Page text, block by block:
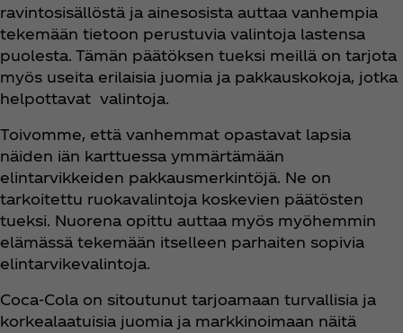
ravintosisällöstä ja ainesosista auttaa vanhempia
tekemään tietoon perustuvia valintoja lastensa
puolesta. Tämän päätöksen tueksi meillä on tarjota
myös useita erilaisia juomia ja pakkauskokoja, jotka
helpottavat valintoja.
Toivomme, että vanhemmat opastavat lapsia
näiden iän karttuessa ymmärtämään
elintarvikkeiden pakkausmerkintöjä. Ne on
tarkoitettu ruokavalintoja koskevien päätösten
tueksi. Nuorena opittu auttaa myös myöhemmin
elämässä tekemään itselleen parhaiten sopivia
elintarvikevalintoja.
Coca‑Cola on sitoutunut tarjoamaan turvallisia ja
korkealaatuisia juomia ja markkinoimaan näitä